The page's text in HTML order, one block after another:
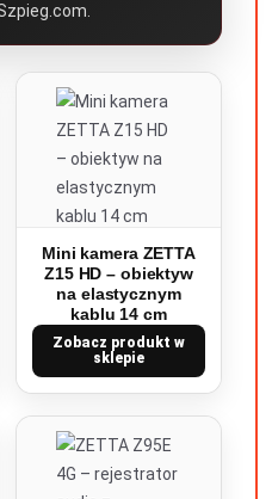
Mini kamera ZETTA
Z15 HD – obiektyw
na elastycznym
kablu 14 cm
Zobacz produkt w
sklepie